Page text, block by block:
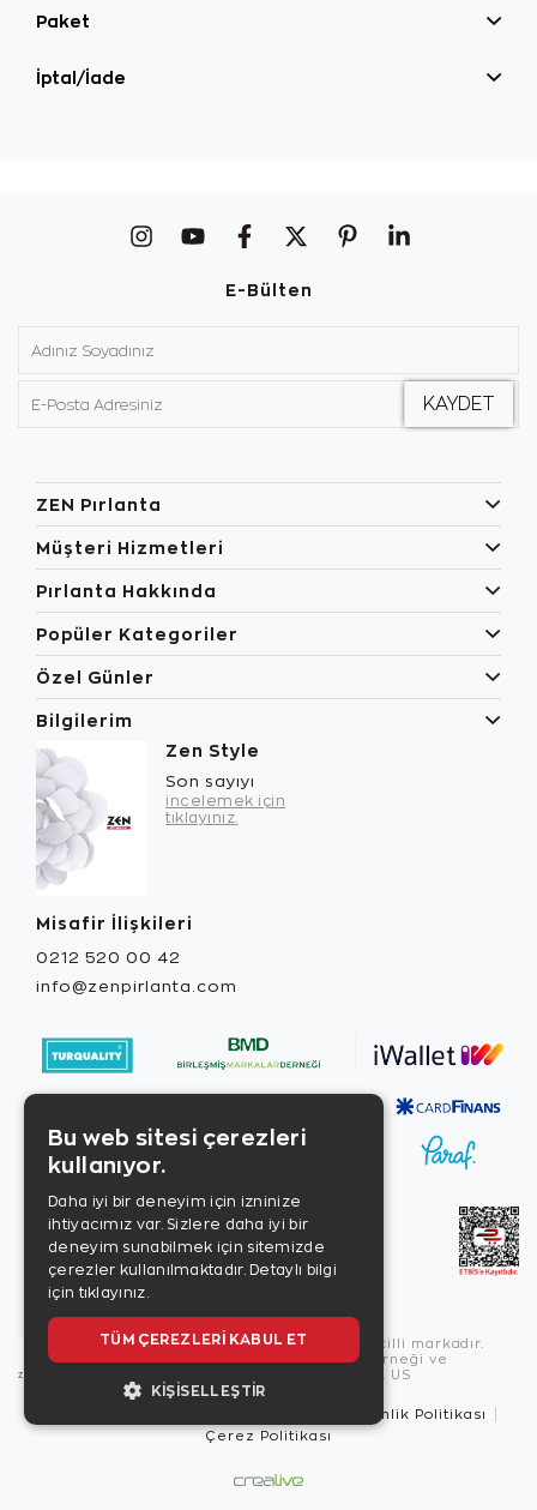
Paket
İptal/İade
E-Bülten
ZEN Pırlanta
Müşteri Hizmetleri
Pırlanta Hakkında
Popüler Kategoriler
Özel Günler
Bilgilerim
Zen Style
Son sayıyı
incelemek için
tıklayınız.
Misafir İlişkileri
0212 520 00 42
info@zenpirlanta.com
Copyright © 2026, Zen Diamond tescilli markadır.
Zen Diamond Birleşmiş Markalar Derneği ve
Turquality Destek Programı üyesidir. US
Güvenlik Politikası
Çerez Politikası
Bu web sitesi çerezleri
kullanıyor.
Daha iyi bir deneyim için izninize
ihtiyacımız var. Sizlere daha iyi bir
deneyim sunabilmek için sitemizde
çerezler kullanılmaktadır. Detaylı bilgi
için tıklayınız.
TÜM ÇEREZLERI KABUL ET
KIŞISELLEŞTIR